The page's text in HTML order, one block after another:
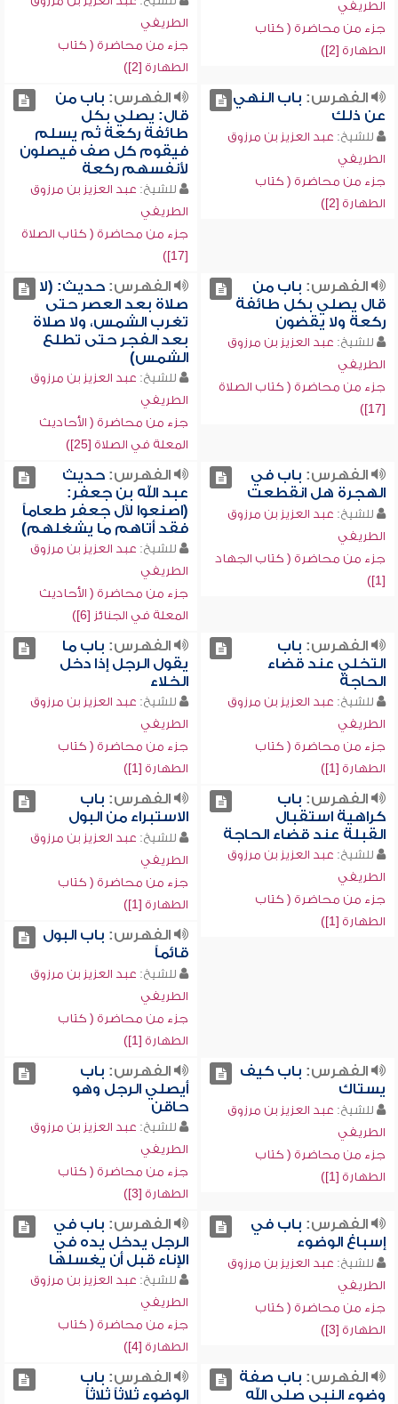
الطريفي
جزء من محاضرة ( كتاب
الطهارة [2])
الطريفي
جزء من محاضرة ( كتاب
الطهارة [2])
الفهرس: باب النهي
عن ذلك
للشيخ: عبد العزيز بن مرزوق
الطريفي
جزء من محاضرة ( كتاب
الطهارة [2])
الفهرس: باب من
قال: يصلي بكل
طائفة ركعة ثم يسلم
فيقوم كل صف فيصلون
لأنفسهم ركعة
للشيخ: عبد العزيز بن مرزوق
الطريفي
جزء من محاضرة ( كتاب الصلاة
[17])
الفهرس: باب من
قال يصلي بكل طائفة
ركعة ولا يقضون
للشيخ: عبد العزيز بن مرزوق
الطريفي
جزء من محاضرة ( كتاب الصلاة
[17])
الفهرس:حديث: (لا
صلاة بعد العصر حتى
تغرب الشمس، ولا صلاة
بعد الفجر حتى تطلع
الشمس)
للشيخ: عبد العزيز بن مرزوق
الطريفي
جزء من محاضرة ( الأحاديث
المعلة في الصلاة [25])
الفهرس: باب في
الهجرة هل انقطعت
للشيخ: عبد العزيز بن مرزوق
الطريفي
جزء من محاضرة ( كتاب الجهاد
[1])
الفهرس:حديث
عبد الله بن جعفر:
(اصنعوا لآل جعفر طعاماً
فقد أتاهم ما يشغلهم)
للشيخ: عبد العزيز بن مرزوق
الطريفي
جزء من محاضرة ( الأحاديث
المعلة في الجنائز [6])
الفهرس: باب
التخلي عند قضاء
الحاجة
للشيخ: عبد العزيز بن مرزوق
الطريفي
جزء من محاضرة ( كتاب
الطهارة [1])
الفهرس: باب ما
يقول الرجل إذا دخل
الخلاء
للشيخ: عبد العزيز بن مرزوق
الطريفي
جزء من محاضرة ( كتاب
الطهارة [1])
الفهرس: باب
كراهية استقبال
القبلة عند قضاء الحاجة
للشيخ: عبد العزيز بن مرزوق
الطريفي
جزء من محاضرة ( كتاب
الطهارة [1])
الفهرس: باب
الاستبراء من البول
للشيخ: عبد العزيز بن مرزوق
الطريفي
جزء من محاضرة ( كتاب
الطهارة [1])
الفهرس: باب البول
قائماً
للشيخ: عبد العزيز بن مرزوق
الطريفي
جزء من محاضرة ( كتاب
الطهارة [1])
الفهرس: باب كيف
يستاك
للشيخ: عبد العزيز بن مرزوق
الطريفي
جزء من محاضرة ( كتاب
الطهارة [1])
الفهرس: باب
أيصلي الرجل وهو
حاقن
للشيخ: عبد العزيز بن مرزوق
الطريفي
جزء من محاضرة ( كتاب
الطهارة [3])
الفهرس: باب في
إسباغ الوضوء
للشيخ: عبد العزيز بن مرزوق
الطريفي
جزء من محاضرة ( كتاب
الطهارة [3])
الفهرس: باب في
الرجل يدخل يده في
الإناء قبل أن يغسلها
للشيخ: عبد العزيز بن مرزوق
الطريفي
جزء من محاضرة ( كتاب
الطهارة [4])
الفهرس: باب صفة
وضوء النبي صلى الله
الفهرس: باب
الوضوء ثلاثاً ثلاثاً